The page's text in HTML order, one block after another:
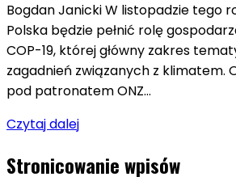
Bogdan Janicki W listopadzie tego
Polska będzie pełnić rolę
COP-19, której główny zakres
zagadnień związanych z klimatem.
pod patronatem ONZ…
Czytaj dalej
Stronicowanie wpisów